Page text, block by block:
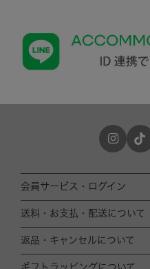
会員サービス・ログイン
送料・お支払・配送について
返品・キャンセルについて